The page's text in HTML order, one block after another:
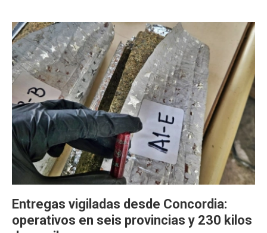
Entregas vigiladas desde Concordia:
operativos en seis provincias y 230 kilos